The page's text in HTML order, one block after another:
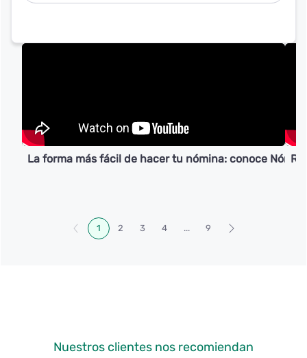
La forma más fácil de hacer tu nómina: conoce
1 2 3 4 ... 9
Nuestros clientes nos recomiendan